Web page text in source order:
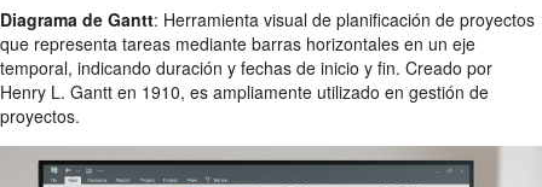
Diagrama de Gantt: Herramienta visual de planificación de proyectos
que representa tareas mediante barras horizontales en un eje
temporal, indicando duración y fechas de inicio y fin. Creado por
Henry L. Gantt en 1910, es ampliamente utilizado en gestión de
proyectos.